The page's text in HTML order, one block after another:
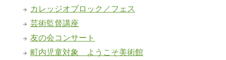
カレッジオブロック／フェス
芸術監督講座
友の会コンサート
町内児童対象 ようこそ美術館